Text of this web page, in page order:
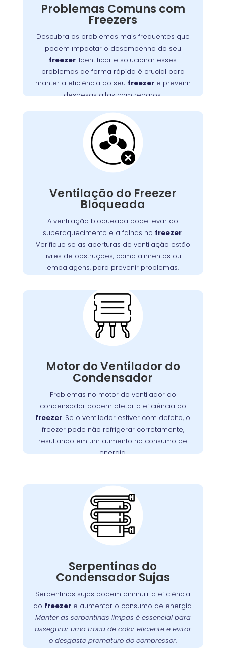
Problemas Comuns com
Freezers
Descubra os problemas mais frequentes que
podem impactar o desempenho do seu
freezer. Identificar e solucionar esses
problemas de forma rápida é crucial para
manter a eficiência do seu freezere prevenir
despesas altas com reparos.
desde falhas no motor até obstruções na
Detectar e resolver esses problemas
rapidamente é essencial para manter a
eficiência do seu freezer e evitar altos custos
Wandertec
, no Atuba, oferece
serviços especializados para diagnosticar e
corrigir esses problemas, assegurando a
durabilidade e o desempenho ideal do seu
Ventilação do Freezer
Bloqueada
A ventilação bloqueada pode levar ao
superaquecimento e a falhas no freezer.
Verifique se as aberturas de ventilação estão
livres de obstruções, como alimentos ou
embalagens, para prevenir problemas.
Ventilação do Freezer
Bloqueada no Atuba
Uma ventilação obstruída é um problema
frequente que pode causar superaquecimento
do motor e falhas no sistema de refrigeração
do
freezer
.
Garanta que as aberturas de
ventilação estejam livres de bloqueios, como
alimentos ou embalagens
. Manter uma boa
ventilação é essencial para assegurar a
eficiência e a longevidade do
freezer
,
prevenindo custos extras com reparos.
Motor do Ventilador do
Condensador
Problemas no motor do ventilador do
condensador podem afetar a eficiência do
freezer. Se o ventilador estiver com defeito, o
freezer pode não refrigerar corretamente,
resultando em um aumento no consumo de
energia.
Problemas com o
Motor do Ventilador do
Condensador:
O motor do ventilador do condensador
do calor gerado pelo
freezer
.
Se o ventilador
não operar corretamente, o freezer pode ter
no Atuba realiza
motores defeituosos, assegurando que seu
Serpentinas do
Condensador Sujas
Serpentinas sujas podem diminuir a eficiência
do freezere aumentar o consumo de energia.
Manter as serpentinas limpas é essencial para
assegurar uma troca de calor eficiente e evitar
o desgaste prematuro do compressor.
Limpeza das
Serpentinas do
Condensador no
Atuba
podem acumular sujeira e poeira, o que pode
comprometer a eficiência do
freezer
.
Manter
essas serpentinas limpas é fundamental para
assegurar uma troca de calor eficaz e prevenir
o desgaste prematuro do compressor
. A
Wandertec
oferece serviços especializados
de limpeza e manutenção preventiva para
garantir que seu
freezer
funcione sempre em